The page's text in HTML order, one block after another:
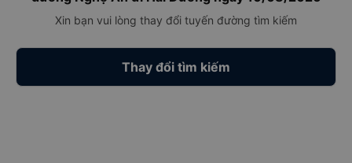
Xin bạn vui lòng thay đổi tuyến đường tìm kiếm
Thay đổi tìm kiếm